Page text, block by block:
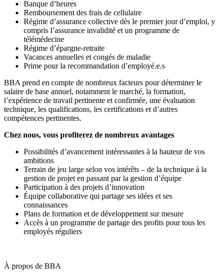
Banque d’heures
Remboursement des frais de cellulaire
Régime d’assurance collective dès le premier jour d’emploi, y
compris l’assurance invalidité et un programme de
télémédecine
Régime d’épargne-retraite
Vacances annuelles et congés de maladie
Prime pour la recommandation d’employé.e.s
BBA prend en compte de nombreux facteurs pour déterminer le
salaire de base annuel, notamment le marché, la formation,
l’expérience de travail pertinente et confirmée, une évaluation
technique, les qualifications, les certifications et d’autres
compétences pertinentes.
Chez nous, vous profiterez de nombreux avantages
Possibilités d’avancement intéressantes à la hauteur de vos
ambitions
Terrain de jeu large selon vos intérêts – de la technique à la
gestion de projet en passant par la gestion d’équipe
Participation à des projets d’innovation
Équipe collaborative qui partage ses idées et ses
connaissances
Plans de formation et de développement sur mesure
Accès à un programme de partage des profits pour tous les
employés réguliers
À propos de BBA